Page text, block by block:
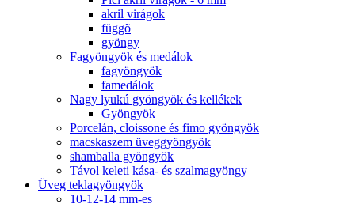
akril virágok
függõ
gyöngy
Fagyöngyök és medálok
fagyöngyök
famedálok
Nagy lyukú gyöngyök és kellékek
Gyöngyök
Porcelán, cloissone és fimo gyöngyök
macskaszem üveggyöngyök
shamballa gyöngyök
Távol keleti kása- és szalmagyöngy
Üveg teklagyöngyök
10-12-14 mm-es